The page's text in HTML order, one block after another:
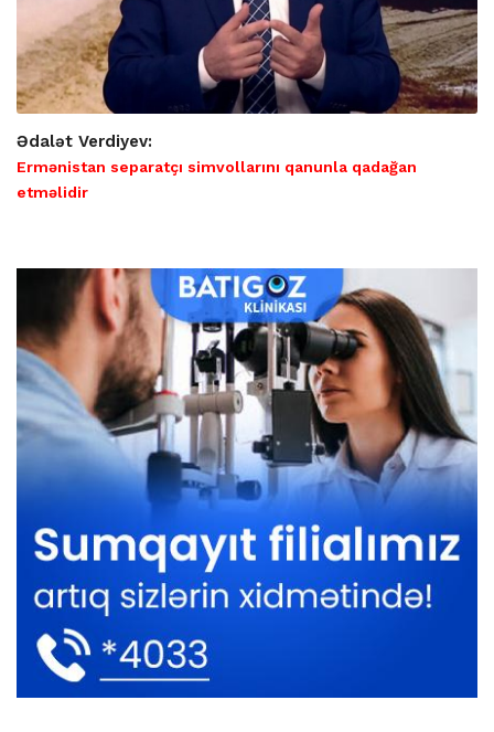
Ədalət Verdiyev:
Ermənistan separatçı simvollarını qanunla qadağan
etməlidir